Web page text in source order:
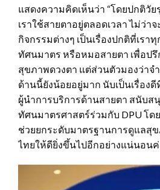
แสดงความคิดเห็นว่า “โดยปกติวั
เราใช้สายตาอยู่ตลอดเวลา ไม่ว่า
กิจกรรมต่างๆ เป็นเรื่องปกติที่เรา
ทัศนมาตร หรือหมอสายตา เพื่อปรึ
สุขภาพดวงตา แต่ส่วนตัวมองว่าจ
ด้านนี้ยังน้อยอยู่มาก นับเป็นเรื่อง
ผู้นำการบริการด้านสายตา สนับส
ทัศนมาตรศาสตร์ร่วมกับ DPU โด
ช่วยยกระดับมาตรฐานการดูแลสุ
ไทยให้ดียิ่งขึ้นไปอีกอย่างแน่นอนค่